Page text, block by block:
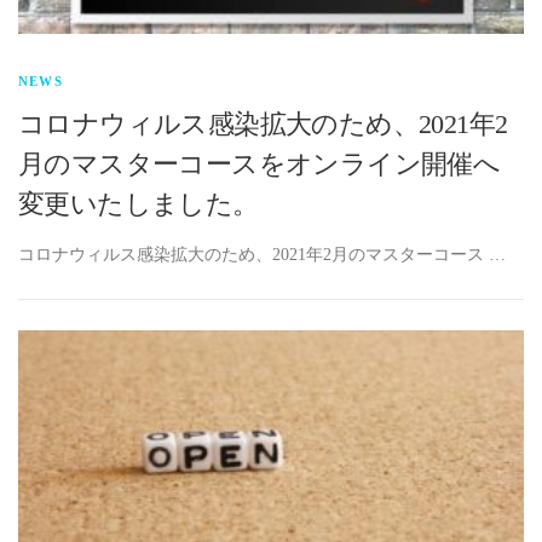
NEWS
コロナウィルス感染拡大のため、2021年2
月のマスターコースをオンライン開催へ
変更いたしました。
コロナウィルス感染拡大のため、2021年2月のマスターコース …